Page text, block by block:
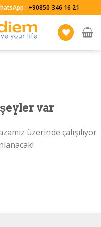
: +90850 346 16 21
var
üzerinde çalışılıyor